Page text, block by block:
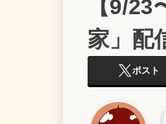
【9/
家」配
ポスト